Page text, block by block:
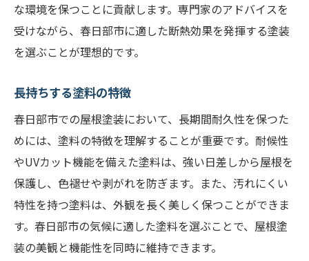
な環境を保つことに貢献します。専門家のアドバイスを
受けながら、春日部市に適した断熱効果を発揮する塗装
を選ぶことが理想的です。
長持ちする塗料の特徴
春日部市での屋根塗装において、長期間耐久性を保つた
めには、塗料の特徴を理解することが重要です。耐候性
やUVカット機能を備えた塗料は、強い日差しから屋根を
保護し、色褪せや剥がれを防ぎます。また、汚れにくい
特性を持つ塗料は、外観を長く美しく保つことができま
す。春日部市の気候に適した塗料を選ぶことで、屋根塗
装の美観と機能性を同時に維持できます。